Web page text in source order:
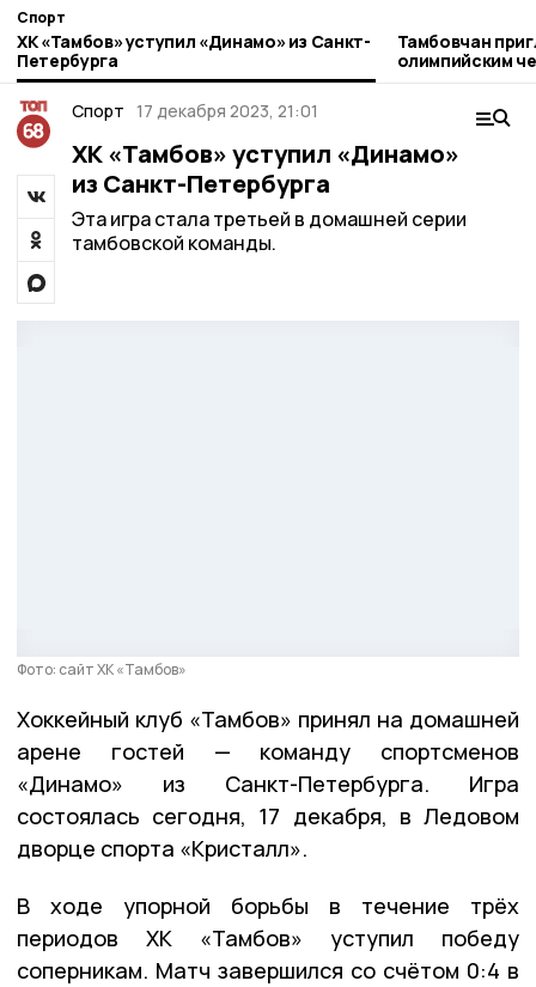
Спорт
ХК «Тамбов» уступил «Динамо» из Санкт-
Петербурга
Тамбовчан
олимпийским
Спорт 17 декабря 2023, 21:01
ХК «Тамбов» уступил «Динамо»
из Санкт-Петербурга
Эта игра стала третьей в домашней серии
тамбовской команды.
Фото: сайт ХК «Тамбов»
Хоккейный клуб «Тамбов» принял на домашней
арене гостей — команду спортсменов
«Динамо» из Санкт-Петербурга. Игра
состоялась сегодня, 17 декабря, в Ледовом
дворце спорта «Кристалл».
В ходе упорной борьбы в течение трёх
периодов ХК «Тамбов» уступил победу
соперникам. Матч завершился со счётом 0:4 в